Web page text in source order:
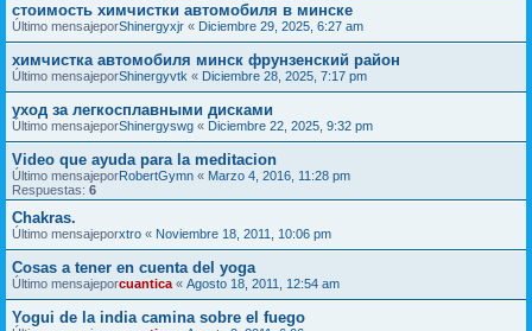
стоимость химчистки автомобиля в минске
Último mensajeporShinergyxjr « Diciembre 29, 2025, 6:27 am
химчистка автомобиля минск фрунзенский район
Último mensajeporShinergyvtk « Diciembre 28, 2025, 7:17 pm
уход за легкосплавными дисками
Último mensajeporShinergyswg « Diciembre 22, 2025, 9:32 pm
Video que ayuda para la meditacion
Último mensajeporRobertGymn « Marzo 4, 2016, 11:28 pm
Respuestas: 6
Chakras.
Último mensajeporxtro « Noviembre 18, 2011, 10:06 pm
Cosas a tener en cuenta del yoga
Último mensajeporcuantica « Agosto 18, 2011, 12:54 am
Yogui de la india camina sobre el fuego